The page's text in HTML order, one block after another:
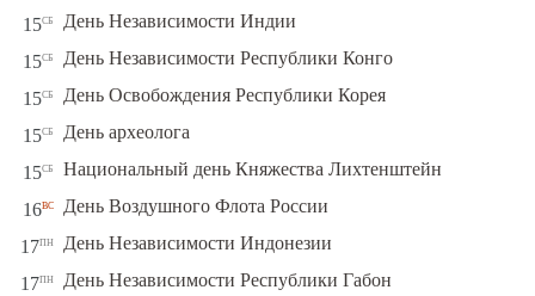
15сб День Независимости Индии
15сб День Независимости Республики Конго
15сб День Освобождения Республики Корея
15сб День археолога
15сб Национальный день Княжества Лихтенштейн
16вс День Воздушного Флота России
17пн День Независимости Индонезии
17пн День Независимости Республики Габон